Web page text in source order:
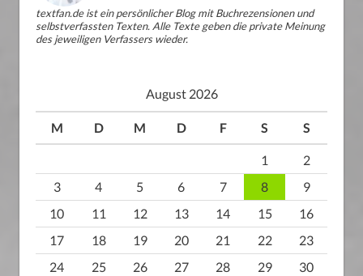
textfan.de ist ein persönlicher Blog mit Buchrezensionen und
selbstverfassten Texten. Alle Texte geben die private Meinung
des jeweiligen Verfassers wieder.
August 2026
M D M D F S S
1
2
3
4 5 6 7 8
9
10
11 12 13 14 15
16
17
18 19 20 21 22
23
24
25 26 27 28 29
30